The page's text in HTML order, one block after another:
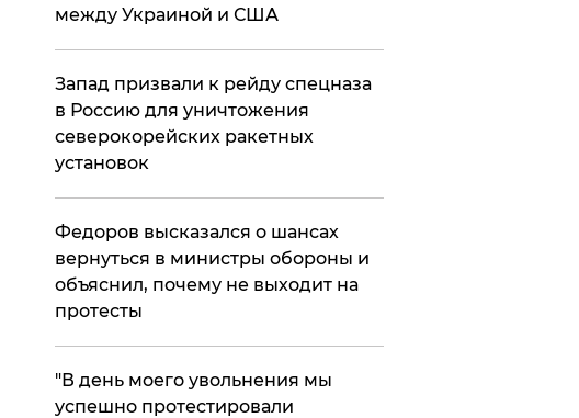
между Украиной и США
Запад призвали к рейду спецназа
в Россию для уничтожения
северокорейских ракетных
установок
Федоров высказался о шансах
вернуться в министры обороны и
объяснил, почему не выходит на
протесты
​"В день моего увольнения мы
успешно протестировали